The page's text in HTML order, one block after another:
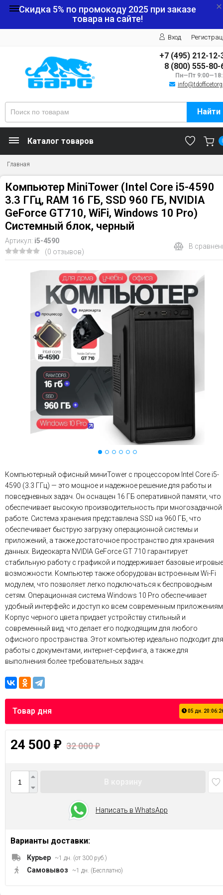
Скидка 5% по промокоду 2025 при заказе
товара на сайте!
Вход
+7 (495) 212-12-
8 (800) 555-80-
Пн—Пт
Найти
Каталог товаров
Главная
Компьютер MiniTower (Intel Core i5-4590
3.3 ГГц, RAM 16 ГБ, SSD 960 ГБ, NVIDIA
GeForce GT710, WiFi, Windows 10 Pro)
Системный блок, черный
Артикул: i5-4590
(0 отзывов)
В
Компьютерный офисный миниTower с процессором Intel Core i5-
4590 (3.3 ГГц) — это мощное и надежное решение для работы и
повседневных задач. Он оснащен 16 ГБ оперативной памяти, что
обеспечивает высокую производительность при многозадачной
работе. Система хранения представлена SSD на 960 ГБ, что
обеспечивает быструю загрузку операционной системы и
приложений, а также достаточное пространство для хранения
данных. Видеокарта NVIDIA GeForce GT 710 гарантирует
стабильную работу с графикой и поддерживает базовые игровые
возможности. Компьютер также оборудован встроенным Wi-Fi
модулем, что позволяет легко подключаться к беспроводным
сетям. Операционная система Windows 10 Pro обеспечивает
удобный интерфейс и доступ ко всем современным
Корпус черного цвета придает устройству стильный и
современный вид, что делает его подходящим для любого
офисного пространства. Этот компьютер идеально подходит для
работы с документами, интернет-серфинга, а также для
выполнения более требовательных задач.
Товар дня 05 дн. 20:06:
24 500 ₽ 32 000₽
Написать в WhatsApp
Варианты доставки:
Курьер ~1 дн. (от 300 руб.)
Самовывоз ~1 дн. (Бесплатно)